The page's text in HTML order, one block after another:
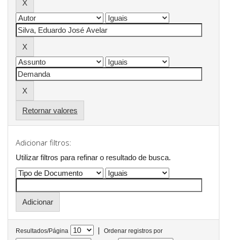
Retornar valores
Adicionar filtros:
Utilizar filtros para refinar o resultado de busca.
Resultados/Página |
Ordenar registros por